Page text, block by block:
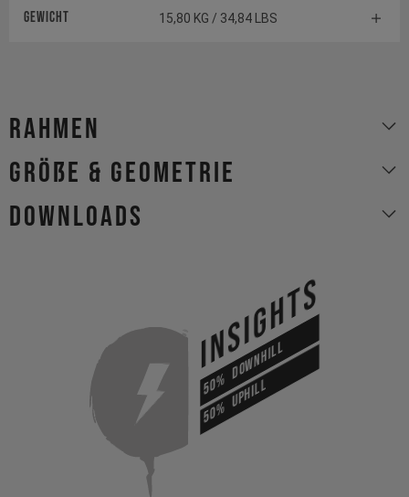
Gewicht 15,80 KG / 34,84 LBS
Rahmen
Größe & Geometrie
Downloads
INSIGHTS
50%DOWNHILL
50%UPHILL